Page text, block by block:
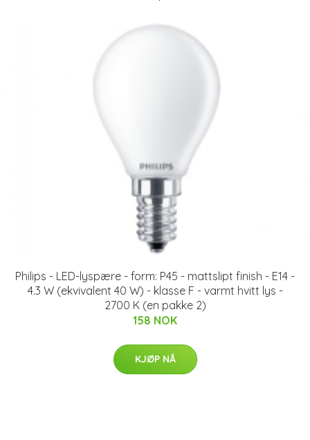
Philips - LED-lyspære - form: P45 - mattslipt finish - E14 -
4.3 W (ekvivalent 40 W) - klasse F - varmt hvitt lys -
2700 K (en pakke 2)
158 NOK
KJØP NÅ